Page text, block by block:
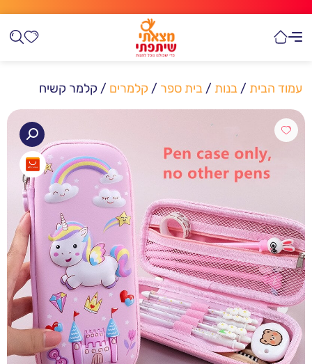
עמוד הבית / בנות / בית ספר / קלמרים / קלמר קשיח